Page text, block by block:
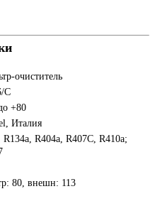
очиститель
С
+80
Италия
R134a, R404а, R407C, R410а;
80, внешн: 113